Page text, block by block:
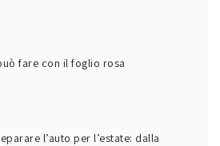
fare con il foglio rosa
l’auto per l’estate: dalla